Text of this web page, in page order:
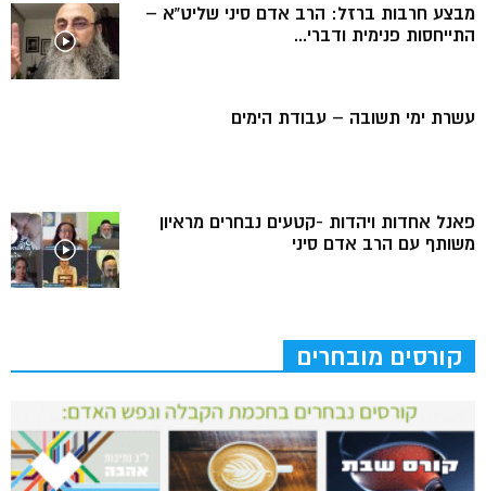
מבצע חרבות ברזל: הרב אדם סיני שליט”א –
התייחסות פנימית ודברי...
עשרת ימי תשובה – עבודת הימים
פאנל אחדות ויהדות -קטעים נבחרים מראיון
משותף עם הרב אדם סיני
קורסים מובחרים